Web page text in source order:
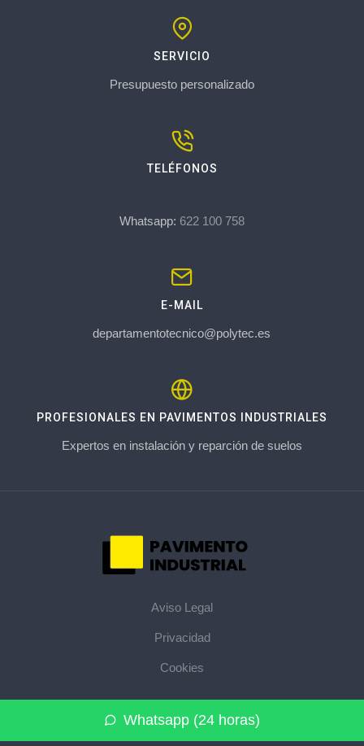
Whatsapp (24 horas)
SERVICIO
Presupuesto personalizado
TELÉFONOS
Whatsapp: 622 100 758
E-MAIL
departamentotecnico@polytec.es
PROFESIONALES EN PAVIMENTOS INDUSTRIALES
Expertos en instalación y reparción de suelos
Aviso Legal
Privacidad
Cookies
© 2026 pavimentoindustrial.pro · La web de pavimentos
industriales de su provincia · Mapa del sitio